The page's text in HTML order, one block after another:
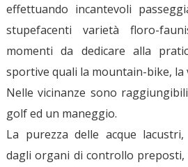
effettuando incantevoli
stupefacenti varietà floro-
momenti da dedicare alla
sportive quali la mountain-bike,
Nelle vicinanze sono
golf ed un maneggio.
La purezza delle acque
dagli organi di controllo preposti,